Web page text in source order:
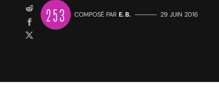
253 COMPOSÉ PAR E. B. ————— 29 JUIN 2016